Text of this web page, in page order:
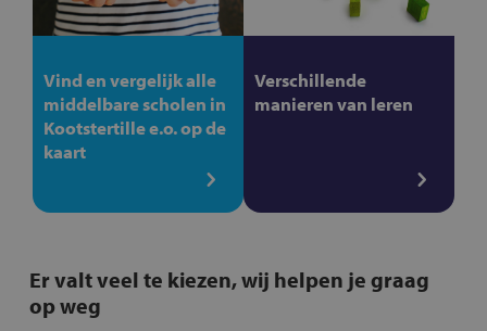
Vind en vergelijk alle
middelbare scholen in
Kootstertille e.o. op de
kaart
Verschillende
manieren van leren
Er valt veel te kiezen, wij helpen je graag
op weg